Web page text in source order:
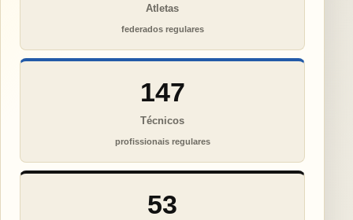
Atletas
federados regulares
147
Técnicos
profissionais regulares
53